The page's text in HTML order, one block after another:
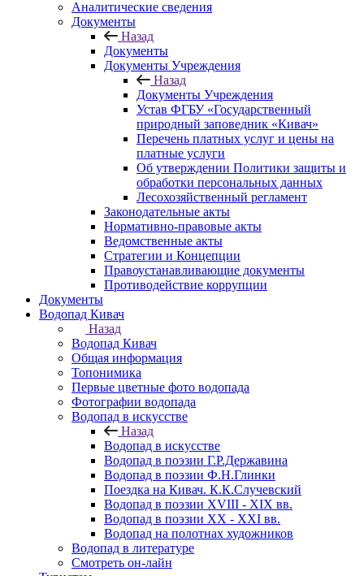
Аналитические сведения
Документы
Назад
Документы
Документы Учреждения
Назад
Документы Учреждения
Устав ФГБУ «Государственный
природный заповедник «Кивач»
Перечень платных услуг и цены на
платные услуги
Об утверждении Политики защиты и
обработки персональных данных
Лесохозяйственный регламент
Законодательные акты
Нормативно-правовые акты
Ведомственные акты
Стратегии и Концепции
Правоустанавливающие документы
Противодействие коррупции
Документы
Водопад Кивач
Назад
Водопад Кивач
Общая информация
Топонимика
Первые цветные фото водопада
Фотографии водопада
Водопад в искусстве
Назад
Водопад в искусстве
Водопад в поэзии Г.Р.Державина
Водопад в поэзии Ф.Н.Глинки
Поездка на Кивач. К.К.Случевский
Водопад в поэзии XVIII - XIX вв.
Водопад в поэзии XX - XXI вв.
Водопад на полотнах художников
Водопад в литературе
Смотреть он-лайн